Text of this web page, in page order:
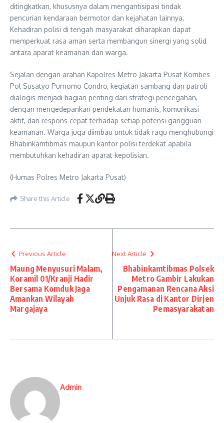
ditingkatkan, khususnya dalam mengantisipasi tindak
pencurian kendaraan bermotor dan kejahatan lainnya.
Kehadiran polisi di tengah masyarakat diharapkan dapat
memperkuat rasa aman serta membangun sinergi yang solid
antara aparat keamanan dan warga.
Sejalan dengan arahan Kapolres Metro Jakarta Pusat Kombes
Pol Susatyo Purnomo Condro, kegiatan sambang dan patroli
dialogis menjadi bagian penting dari strategi pencegahan,
dengan mengedepankan pendekatan humanis, komunikasi
aktif, dan respons cepat terhadap setiap potensi gangguan
keamanan. Warga juga diimbau untuk tidak ragu menghubungi
Bhabinkamtibmas maupun kantor polisi terdekat apabila
membutuhkan kehadiran aparat kepolisian.
(Humas Polres Metro Jakarta Pusat)
Share this Article
Previous Article
Maung Menyusuri Malam,
Koramil 01/Kranji Hadir
Bersama Komduk Jaga
Amankan Wilayah
Margajaya
Next Article
Bhabinkamtibmas Polsek
Metro Gambir Lakukan
Pengamanan Rencana Aksi
Unjuk Rasa di Kantor Dirjen
Pemasyarakatan
Admin